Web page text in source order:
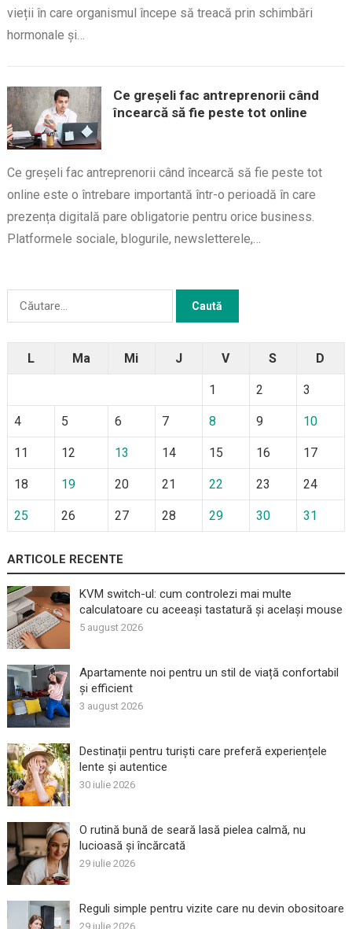
vieții în care organismul începe să treacă prin schimbări
hormonale și…
Ce greșeli fac antreprenorii când
încearcă să fie peste tot online
Ce greșeli fac antreprenorii când încearcă să fie peste tot
online este o întrebare importantă într-o perioadă în care
prezența digitală pare obligatorie pentru orice business.
Platformele sociale, blogurile, newsletterele,…
Caută
L Ma Mi J V S D
1 2 3
4 5 6 7 8 9 10
11 12 13 14 15 16 17
18 19 20 21 22 23 24
25 26 27 28 29 30 31
ARTICOLE RECENTE
KVM switch-ul: cum controlezi mai multe
calculatoare cu aceeași tastatură și același mouse
5 august 2026
Apartamente noi pentru un stil de viață confortabil
și efficient
3 august 2026
Destinații pentru turiști care preferă experiențele
lente și autentice
30 iulie 2026
O rutină bună de seară lasă pielea calmă, nu
lucioasă și încărcată
29 iulie 2026
Reguli simple pentru vizite care nu devin obositoare
29 iulie 2026